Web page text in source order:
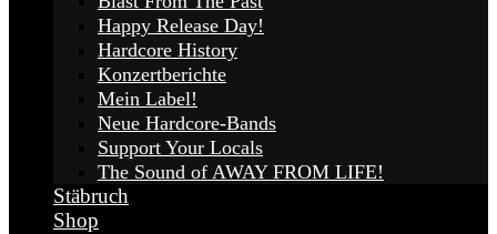
Happy Release Day!
Hardcore History
Konzertberichte
Mein Label!
Neue Hardcore-Bands
Support Your Locals
The Sound of AWAY FROM LIFE!
Stäbruch
Shop